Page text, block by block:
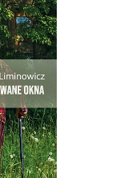
i dużą
25